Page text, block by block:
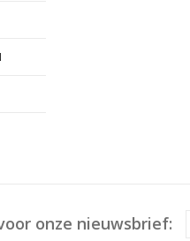
onze nieuwsbrief: